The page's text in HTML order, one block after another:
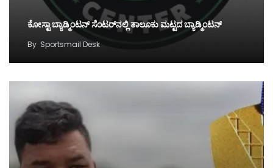
ಕೋಸ್ಟಾ ಬ್ಯಾಡ್ಮಿಂಟನ್‌ ಸೆಂಟರ್‌ನಲ್ಲಿ ತಾಲೂಕು ಮಟ್ಟದ ಬ್ಯಾಡ್ಮಿಂಟನ್‌
By Sportsmail Desk